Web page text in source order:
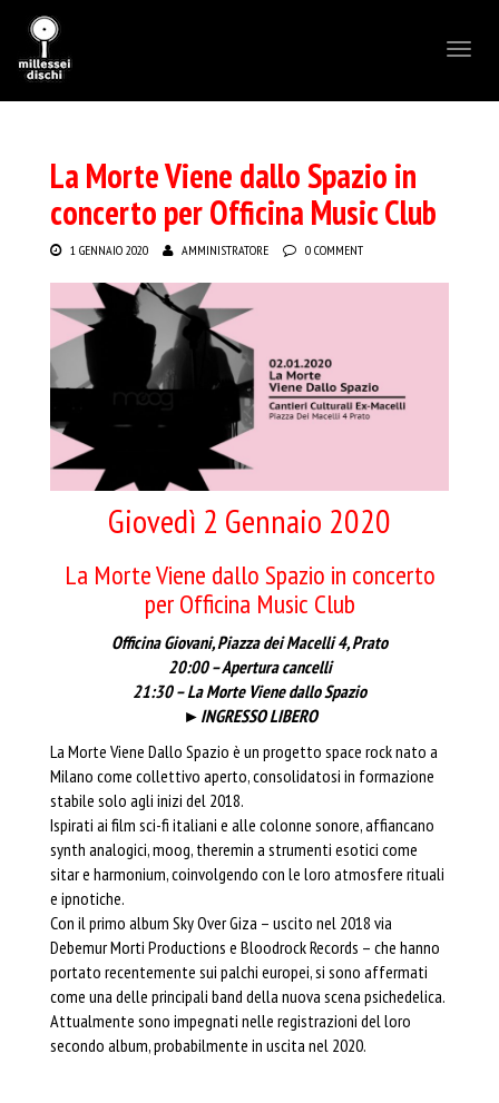
La Morte Viene dallo Spazio in
concerto per Officina Music Club
1 GENNAIO 2020 AMMINISTRATORE 0 COMMENT
Giovedì 2 Gennaio 2020
La Morte Viene dallo Spazio in concerto
per Officina Music Club
Officina Giovani, Piazza dei Macelli 4, Prato
20:00 – Apertura cancelli
21:30 – La Morte Viene dallo Spazio
►INGRESSO LIBERO
La Morte Viene Dallo Spazio è un progetto space rock nato a
Milano come collettivo aperto, consolidatosi in formazione
stabile solo agli inizi del 2018.
Ispirati ai film sci-fi italiani e alle colonne sonore, affiancano
synth analogici, moog, theremin a strumenti esotici come
sitar e harmonium, coinvolgendo con le loro atmosfere rituali
e ipnotiche.
Con il primo album Sky Over Giza – uscito nel 2018 via
Debemur Morti Productions e Bloodrock Records – che hanno
portato recentemente sui palchi europei, si sono affermati
come una delle principali band della nuova scena psichedelica.
Attualmente sono impegnati nelle registrazioni del loro
secondo album, probabilmente in uscita nel 2020.